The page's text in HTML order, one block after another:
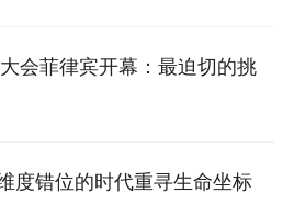
会菲律宾开幕：最迫切的挑
度错位的时代重寻生命坐标